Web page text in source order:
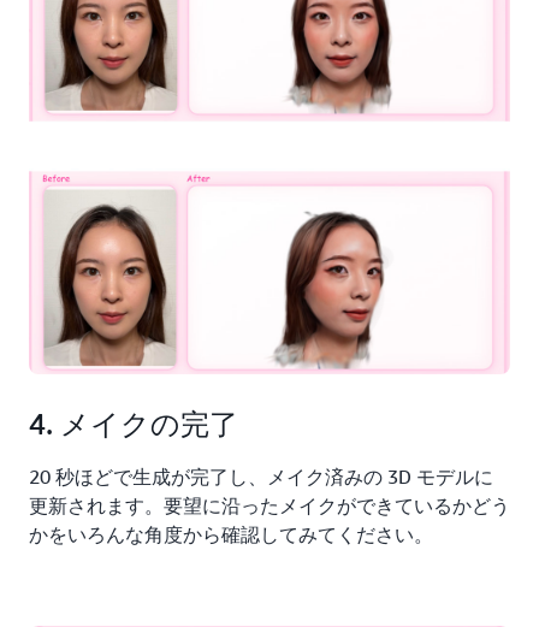
4. メイクの完了
20 秒ほどで生成が完了し、メイク済みの 3D モデルに
更新されます。要望に沿ったメイクができているかどう
かをいろんな角度から確認してみてください。